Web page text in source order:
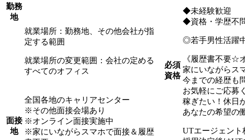
勤務
地
就業場所：勤務地、その他会社が指
定する範囲
就業場所の変更範囲：会社の定める
すべてのオフィス
面接
地
全国各地のキャリアセンター
※その他面接会場あり
※オンライン面接実施中
※家にいながらスマホで面接＆履歴
必須
資格
◆未経験歓迎
◆資格・学歴不
◎若手男性活躍
《履歴書不要☆
家にいながらス
今までの経歴も
お気軽にご応募
稼ぎたい！休日
あなたの希望の
UTエージェント